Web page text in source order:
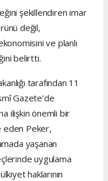
şekillendiren imar
değil,
ve planlı
belirtti.
tarafından 11
Gazete’de
ilişkin önemli bir
eden Peker,
yaşanan
uygulama
haklarının